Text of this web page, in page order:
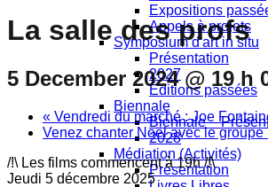
Expositions
Appels à projets
Symposium d'art in situ
Présentation
2027
Éditions passées
Biennale
Biennale –
2028
Médiation (Activités)
Présentation
La salle des profs
5 December 2024 @ 19 h
« Vendredi du marché : Joe
Venez chanter Noël avec le groupe
/!\ Les films commencent à 19h /!\
Jeudi 5 décembre 2025